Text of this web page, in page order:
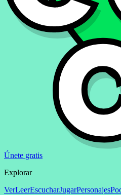
Únete gratis
Explorar
VerLeerEscucharJugarPersonajes